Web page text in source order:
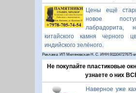
Цены ещё
новое
лабрадорита,
китайского камня черного
индийского зелёного.
Реклама: ИП Миляновская Н. С. ИНН:911104727675
Не покупайте пластиковые
узнаете о них
Наверное уже